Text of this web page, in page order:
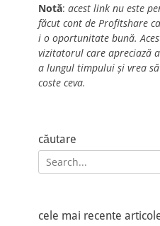
Notă: acest link nu este
făcut cont de Profitshare
i o oportunitate bună.
vizitatorul care apreciază
a lungul timpului și vrea
coste ceva.
căutare
Search
for:
cele mai recente